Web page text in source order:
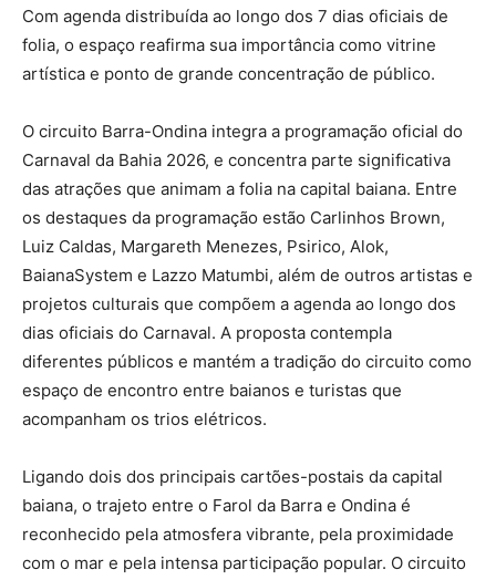
Com agenda distribuída ao longo dos 7 dias oficiais de
folia, o espaço reafirma sua importância como vitrine
artística e ponto de grande concentração de público.
O circuito Barra-Ondina integra a programação oficial do
Carnaval da Bahia 2026, e concentra parte significativa
das atrações que animam a folia na capital baiana. Entre
os destaques da programação estão Carlinhos Brown,
Luiz Caldas, Margareth Menezes, Psirico, Alok,
BaianaSystem e Lazzo Matumbi, além de outros artistas e
projetos culturais que compõem a agenda ao longo dos
dias oficiais do Carnaval. A proposta contempla
diferentes públicos e mantém a tradição do circuito como
espaço de encontro entre baianos e turistas que
acompanham os trios elétricos.
Ligando dois dos principais cartões-postais da capital
baiana, o trajeto entre o Farol da Barra e Ondina é
reconhecido pela atmosfera vibrante, pela proximidade
com o mar e pela intensa participação popular. O circuito